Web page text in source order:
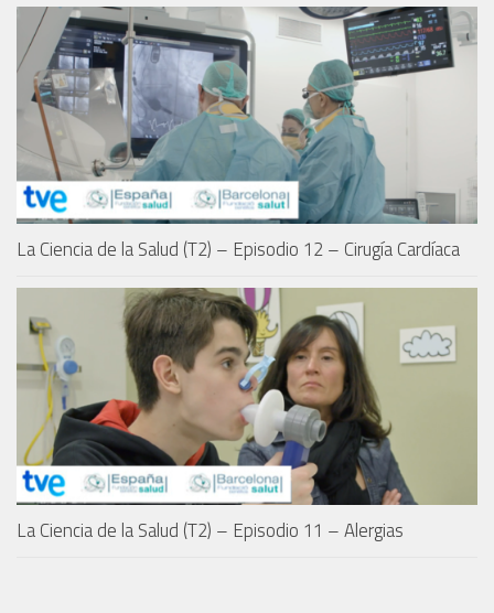
La Ciencia de la Salud (T2) – Episodio 12 – Cirugía Cardíaca
La Ciencia de la Salud (T2) – Episodio 11 – Alergias